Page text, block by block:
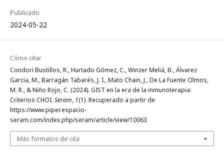
Publicado
2024-05-22
Cómo citar
Condori Bustillos, R., Hurtado Gómez, C., Winzer Meliá, B., Álvarez
Garcia, M., Barragán Tabarés, J. I., Mato Chain, J., De La Fuente Olmos,
M. R., & Niño Rojo, C. (2024). GIST en la era de la inmunoterapia:
Criterios CHOI. Seram, 1(1). Recuperado a partir de
https://www.piper.espacio-
seram.com/index.php/seram/article/view/10063
Más formatos de cita